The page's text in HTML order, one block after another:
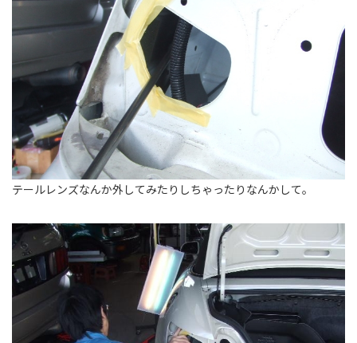
テールレンズなんか外してみたりしちゃったりなんかして。